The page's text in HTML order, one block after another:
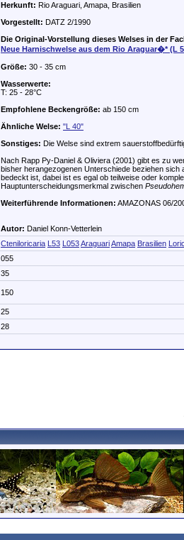
Herkunft: Rio Araguari, Amapa, Brasilien
Vorgestellt: DATZ 2/1990
Die Original-Vorstellung dieses Welses in der
Neue Harnischwelse aus dem Rio Araguar�* (L
Größe: 30 - 35 cm
Wasserwerte:
T: 25 - 28°C
Empfohlene Beckengröße: ab 150 cm
Ähnliche Welse: "L 40"
Sonstiges: Die Welse sind extrem
Nach Rapp Py-Daniel & Oliviera (2001) gibt es zu
bisher herangezogenen Unterschiede beziehen
bedeckt ist, dabei ist es egal ob teilweise oder
Hauptunterscheidungsmerkmal zwischen
Weiterführende Informationen: AMAZONAS 06/
Autor: Daniel Konn-Vetterlein
Cteniloricaria L53 L053AraguariAmapa Brasilien
055
35
150
25
28